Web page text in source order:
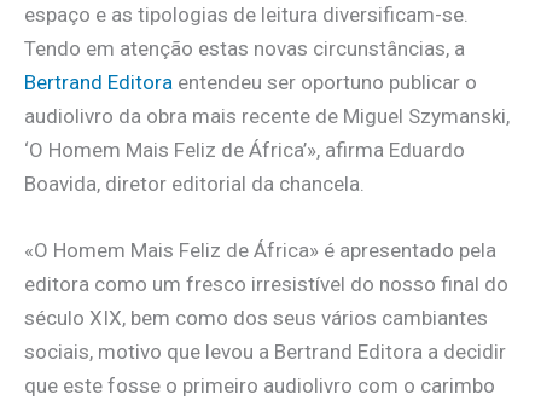
espaço e as tipologias de leitura diversificam-se.
Tendo em atenção estas novas circunstâncias, a
Bertrand Editora entendeu ser oportuno publicar o
audiolivro da obra mais recente de Miguel Szymanski,
‘O Homem Mais Feliz de África’», afirma Eduardo
Boavida, diretor editorial da chancela.
«O Homem Mais Feliz de África» é apresentado pela
editora como um fresco irresistível do nosso final do
século XIX, bem como dos seus vários cambiantes
sociais, motivo que levou a Bertrand Editora a decidir
que este fosse o primeiro audiolivro com o carimbo